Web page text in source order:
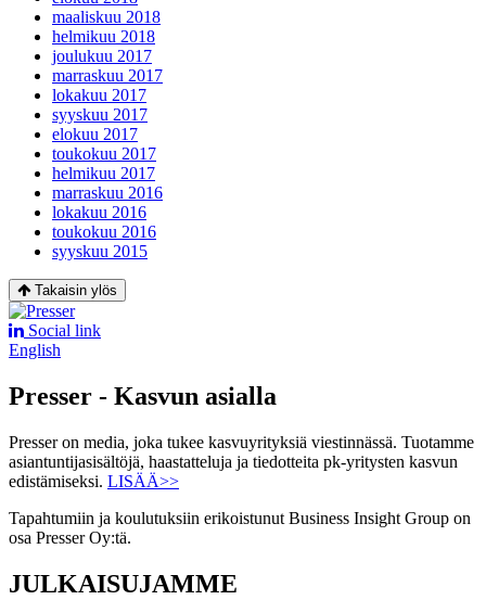
maaliskuu 2018
helmikuu 2018
joulukuu 2017
marraskuu 2017
lokakuu 2017
syyskuu 2017
elokuu 2017
toukokuu 2017
helmikuu 2017
marraskuu 2016
lokakuu 2016
toukokuu 2016
syyskuu 2015
Takaisin ylös
Social link
English
Presser - Kasvun asialla
Presser on media, joka tukee kasvuyrityksiä viestinnässä. Tuotamme
asiantuntijasisältöjä, haastatteluja ja tiedotteita pk-yritysten kasvun
edistämiseksi. LISÄÄ>>
Tapahtumiin ja koulutuksiin erikoistunut Business Insight Group on
osa Presser Oy:tä.
JULKAISUJAMME